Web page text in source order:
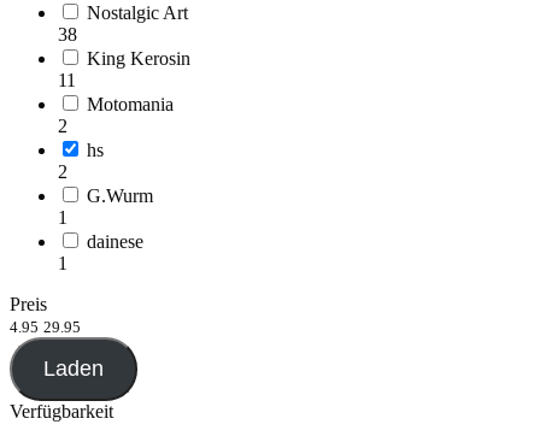
Nostalgic Art
38
King Kerosin
11
Motomania
2
hs
2
G.Wurm
1
dainese
1
Preis
4.95 29.95
Laden
Verfügbarkeit